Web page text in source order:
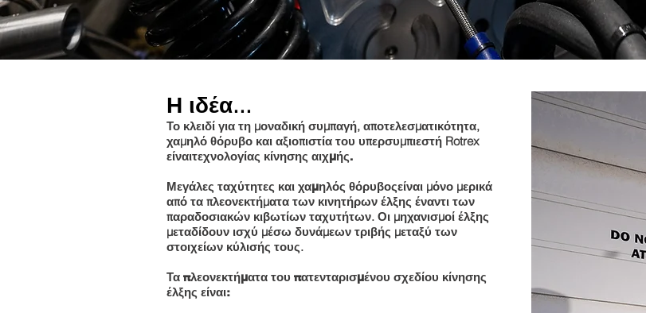
Η ιδέα...
Το κλειδί για τη μοναδική συμπαγή, αποτελεσματικότητα,
χαμηλό θόρυβο και αξιοπιστία του υπερσυμπιεστή Rotrex
είναιτεχνολογίας κίνησης αιχμής.
Μεγάλες ταχύτητες και χαμηλός θόρυβοςείναι μόνο μερικά
από τα πλεονεκτήματα των κινητήρων έλξης έναντι των
παραδοσιακών κιβωτίων ταχυτήτων. Οι μηχανισμοί έλξης
μεταδίδουν ισχύ μέσω δυνάμεων τριβής μεταξύ των
στοιχείων κύλισής τους.
Τα πλεονεκτήματα του πατενταρισμένου σχεδίου κίνησης
έλξης είναι: